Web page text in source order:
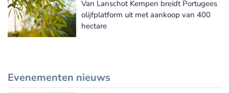
Van Lanschot Kempen breidt Portugees
olijfplatform uit met aankoop van 400
hectare
Evenementen nieuws